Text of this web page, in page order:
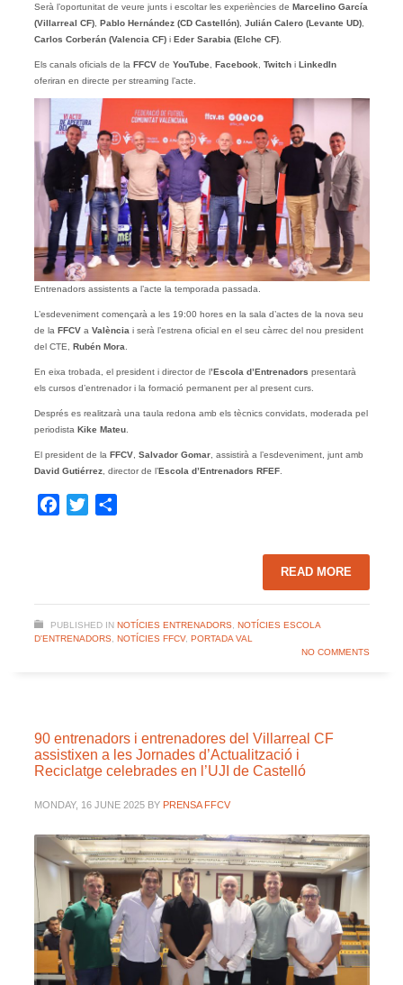
Serà l’oportunitat de veure junts i escoltar les experiències de Marcelino García
(Villarreal CF), Pablo Hernández (CD Castellón), Julián Calero (Levante UD),
Carlos Corberán (Valencia CF)i Eder Sarabia (Elche CF).
Els canals oficials de la FFCVde YouTube, Facebook Twitchi LinkedIn
oferiran en directe per streaming l’acte.
Entrenadors assistents a l’acte la temporada passada.
L’esdeveniment començarà a les 19:00 hores en la sala d’actes de la nova seu
de la FFCVa Valènciai serà l’estrena oficial en el seu càrrec del nou president
del CTE, Rubén Mora.
En eixa trobada, el president i director de l’Escola d’Entrenadors presentarà
els cursos d’entrenador i la formació permanent per al present curs.
Després es realitzarà una taula redona amb els tècnics convidats, moderada pel
periodista Kike Mateu.
El president de la FFCV, Salvador Gomar, assistirà a l’esdeveniment, junt amb
David Gutiérrez, director de l’Escola d’Entrenadors RFEF.
Facebook
Twitter
READ MORE
PUBLISHED IN NOTÍCIES ENTRENADORS, NOTÍCIES ESCOLA
D'ENTRENADORS, NOTÍCIES FFCV, PORTADA VAL
NO COMMENTS
90 entrenadors i entrenadores del Villarreal CF
assistixen a les Jornades d’Actualització i
Reciclatge celebrades en l’UJI de Castelló
MONDAY, 16 JUNE 2025 BY PRENSA FFCV